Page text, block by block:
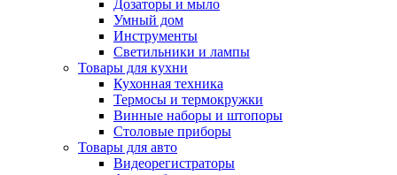
Дозаторы и мыло
Умный дом
Инструменты
Светильники и лампы
Товары для кухни
Кухонная техника
Термосы и термокружки
Винные наборы и штопоры
Столовые приборы
Товары для авто
Видеорегистраторы